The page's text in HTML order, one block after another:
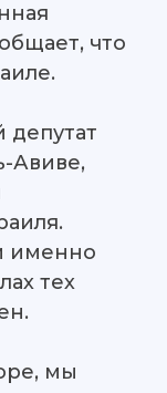
что
Авиве,
именно
тех
мы